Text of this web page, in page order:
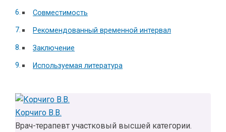
Совместимость
Рекомендованный временной интервал
Заключение
Используемая литература
Корчиго В.В.
Врач-терапевт участковый высшей категории.